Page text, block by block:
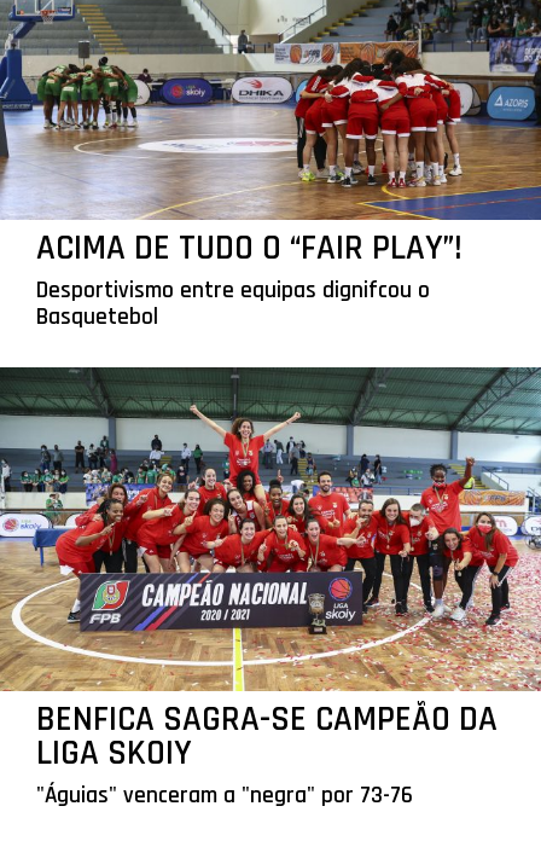
ACIMA DE TUDO O “FAIR PLAY”!
Desportivismo entre equipas dignifcou o
Basquetebol
BENFICA SAGRA-SE CAMPEÃO DA
LIGA SKOIY
"Águias" venceram a "negra" por 73-76